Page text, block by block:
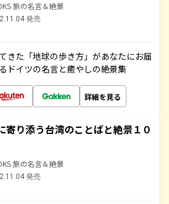
旅の名言＆絶景
発売
きた「地球の歩き方」があなたにお届
ドイツの名言と癒やしの絶景集
詳細を見る
寄り添う台湾のことばと絶景１０
旅の名言＆絶景
発売